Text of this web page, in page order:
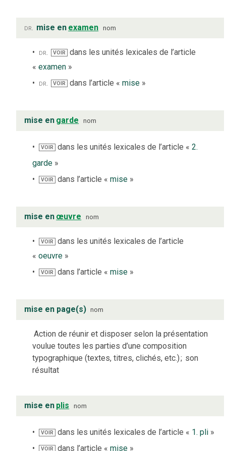
dr. mise en examen nom
dr. VOIR
dans les unités lexicales de l’article
« examen »
dr.
VOIR dans l’article « mise»
mise en garde nom
VOIR dans les unités lexicales de l’article «2.
garde »
VOIR dans l’article «mise »
mise en œuvre nom
VOIR
dans les unités lexicales de l’article
« oeuvre »
VOIR dans l’article «mise »
mise en page(s) nom
Action de réunir et disposer selon la présentation
voulue toutes les parties d’une composition
typographique (textes, titres, clichés, etc.); son
résultat
mise en plis nom
VOIR dans les unités lexicales de l’article « 1. pli »
VOIR dans l’article «mise »